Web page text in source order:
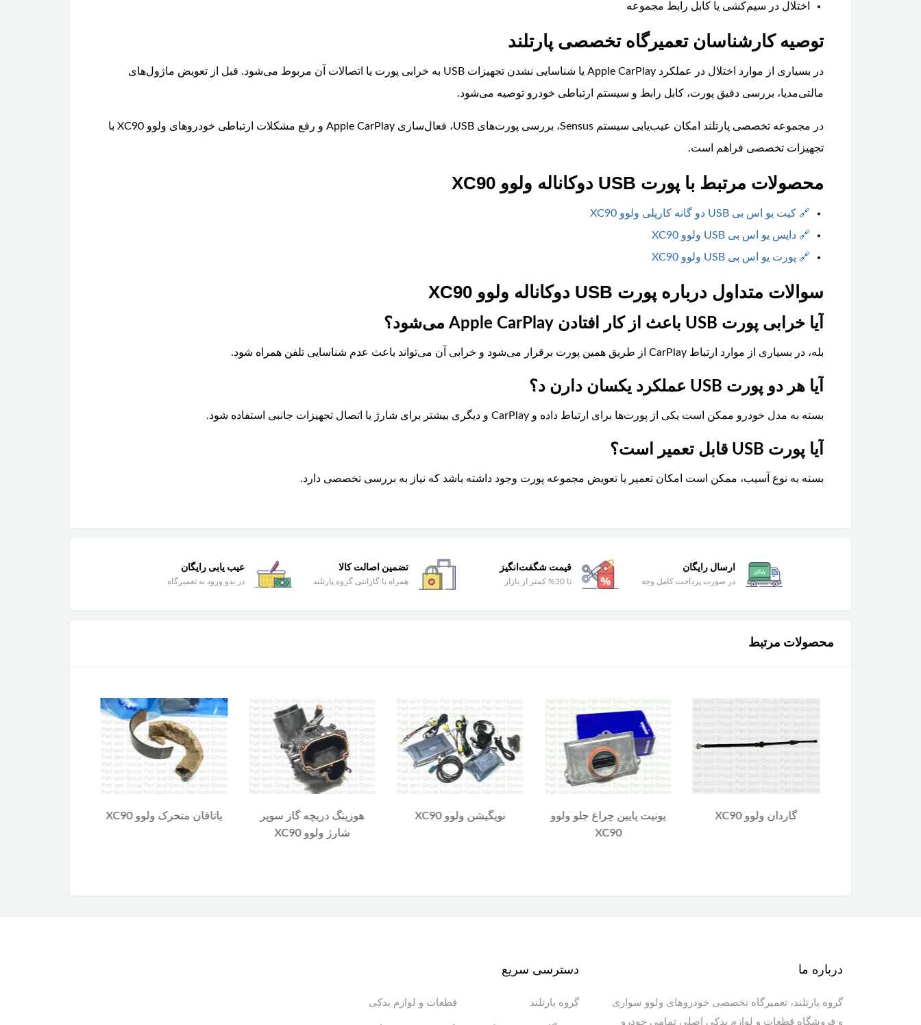
اختلال در سیم‌کشی یا کابل رابط مجموعه
توصیه کارشناسان تعمیرگاه تخصصی پارتلند
در بسیاری از موارد اختلال در عملکرد Apple CarPlay یا شناسایی نشدن تجهیزات USB به خرابی پورت یا اتصالات آن مربوط می‌شود. قبل از تعویض ماژول‌های
مالتی‌مدیا، بررسی دقیق پورت، کابل رابط و سیستم ارتباطی خودرو توصیه می‌شود.
در مجموعه تخصصی پارتلند امکان عیب‌یابی سیستم Sensus، بررسی پورت‌های USB، فعال‌سازی Apple CarPlay و رفع مشکلات ارتباطی خودروهای ولوو XC90 با
تجهیزات تخصصی فراهم است.
محصولات مرتبط با پورت USB دوکاناله ولوو XC90
🔗 کیت یو اس بی USB دو گانه کارپلی ولوو XC90
🔗 دایس یو اس بی USB ولوو XC90
🔗 پورت یو اس بی USB ولوو XC90
سوالات متداول درباره پورت USB دوکاناله ولوو XC90
آیا خرابی پورت USB باعث از کار افتادن Apple CarPlay می‌شود؟
بله، در بسیاری از موارد ارتباط CarPlay از طریق همین پورت برقرار می‌شود و خرابی آن می‌تواند باعث عدم شناسایی تلفن همراه شود.
آیا هر دو پورت USB عملکرد یکسان دارن د؟
بسته به مدل خودرو ممکن است یکی از پورت‌ها برای ارتباط داده و CarPlay و دیگری بیشتر برای شارژ یا اتصال تجهیزات جانبی استفاده شود.
آیا پورت USB قابل تعمیر است؟
بسته به نوع آسیب، ممکن است امکان تعمیر یا تعویض مجموعه پورت وجود داشته باشد که نیاز به بررسی تخصصی دارد.
ارسال رایگان
در صورت پرداخت کامل وجه
قیمت شگفت‌انگیز
تا 30% کمتر از بازار
تضمین اصالت کالا
همراه با گارانتی گروه پارتلند
عیب یابی رایگان
در بدو ورود به تعمیرگاه
محصولات مرتبط
گاردان ولوو XC90
یونیت پایین چراغ جلو ولوو
XC90
نویگیشن ولوو XC90
هوزینگ دریچه گاز سوپر
شارژ ولوو XC90
یاتاقان متحرک ولوو XC90
درباره ما
گروه پارتلند، تعمیرگاه تخصصی خودروهای ولوو سواری
و فروشگاه قطعات و لوازم یدکی اصلی تمامی خودرو
دسترسی سریع
گروه پارتلند قطعات و لوازم یدکی